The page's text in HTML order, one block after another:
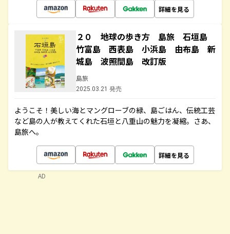
詳細を見る
２０ 地球の歩き方 島旅 石垣島
竹富島 西表島 小浜島 由布島 新
城島 波照間島 改訂版
島旅
2025.03.21 発売
ようこそ！美しい海とマングローブの緑、島ごはん、伝統工芸
など島の人が教えてくれた石垣と八重山の魅力を凝縮。さあ、
島旅へ。
詳細を見る
AD